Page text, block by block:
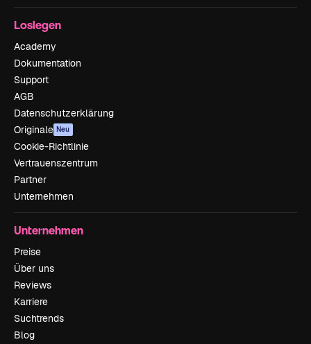
Loslegen
Academy
Dokumentation
Support
AGB
Datenschutzerklärung
Originale Neu
Cookie-Richtlinie
Vertrauenszentrum
Partner
Unternehmen
Unternehmen
Preise
Über uns
Reviews
Karriere
Suchtrends
Blog